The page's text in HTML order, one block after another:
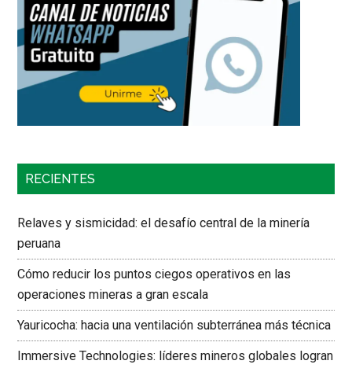
RECIENTES
Relaves y sismicidad: el desafío central de la minería
peruana
Cómo reducir los puntos ciegos operativos en las
operaciones mineras a gran escala
Yauricocha: hacia una ventilación subterránea más técnica
Immersive Technologies: líderes mineros globales logran